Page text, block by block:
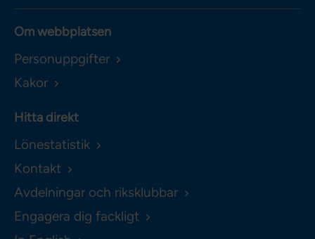
Om webbplatsen
Personuppgifter
Kakor
Hitta direkt
Lönestatistik
Kontakt
Avdelningar och riksklubbar
Engagera dig fackligt